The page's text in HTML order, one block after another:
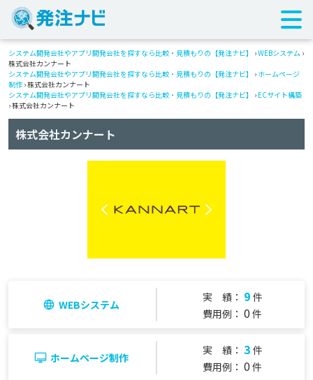
システム開発会社やアプリ開発会社を探すなら比較・見積もりの【発注ナビ】 ›WEBシステム ›
株式会社カンナート
システム開発会社やアプリ開発会社を探すなら比較・見積もりの【発注ナビ】
› ホームページ
制作 › 株式会社カンナート
システム開発会社やアプリ開発会社を探すなら比較・見積もりの【発注ナビ】
› ECサイト構築
› 株式会社カンナート
株式会社カンナート
WEBシステム
実 績： 9 件
費用例： 0 件
ホームページ制作
実 績： 3 件
費用例： 0 件